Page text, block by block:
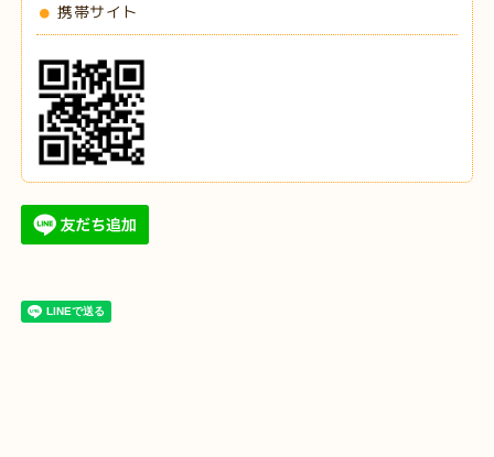
携帯サイト